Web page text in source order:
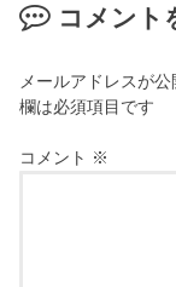
コメント
メールアドレスが
欄は必須項目です
コメント ※